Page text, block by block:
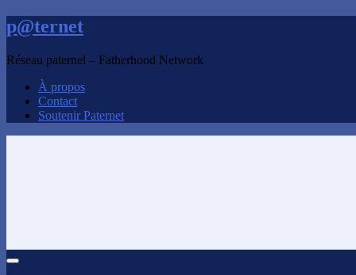
p@ternet
Réseau paternel – Fatherhood Network
À propos
Contact
Soutenir Paternet